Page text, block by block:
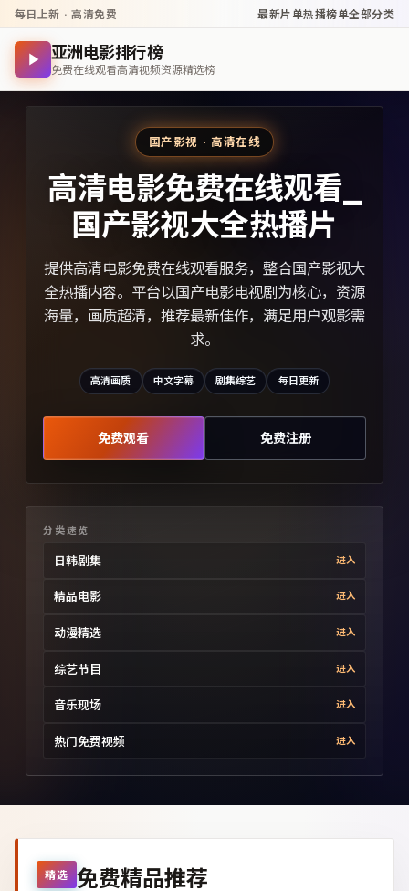
每日上新 · 高清免费 最新片单热播榜单全部分类
亚洲电影排行榜
免费在线观看高清视频资源精选榜
国产影视 · 高清在线
高清电影免费在线观看_
国产影视大全热播片
提供高清电影免费在线观看服务，整合国产影视大
全热播内容。平台以国产电影电视剧为核心，资源
海量，画质超清，推荐最新佳作，满足用户观影需
求。
高清画质 中文字幕 剧集综艺 每日更新
免费观看 免费注册
分类速览
日韩剧集 进入
精品电影 进入
动漫精选 进入
综艺节目 进入
音乐现场 进入
热门免费视频 进入
精选 免费精品推荐